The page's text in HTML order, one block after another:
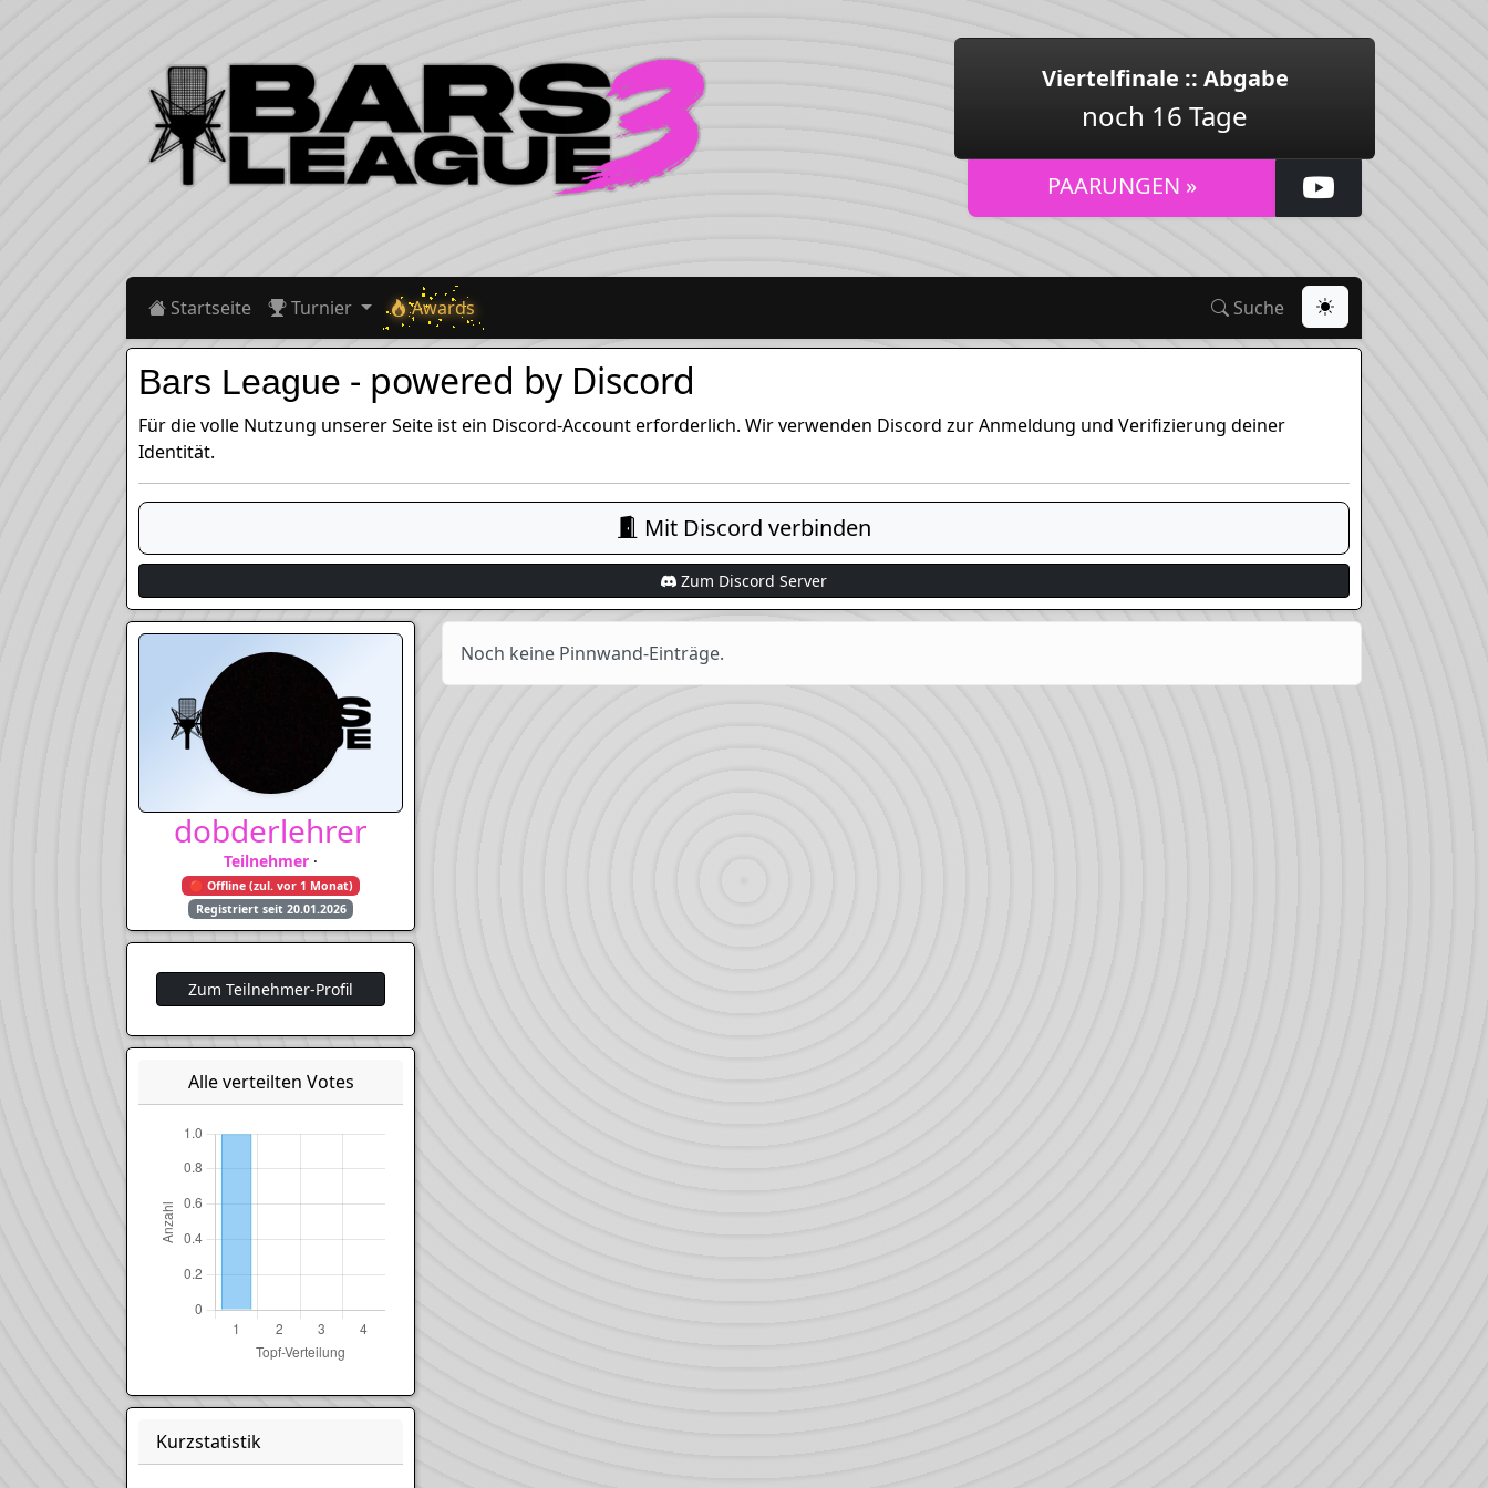
Viertelfinale :: Abgabe
noch 16 Tage
PAARUNGEN »
Startseite Turnier Awards Suche
Bars League - powered by Discord
Für die volle Nutzung unserer Seite ist ein Discord-Account erforderlich. Wir verwenden Discord zur Anmeldung und Verifizierung deiner
Identität.
Mit Discord verbinden
Zum Discord Server
dobderlehrer
Teilnehmer ·
🔴 Offline (zul. vor 1 Monat)
Registriert seit 20.01.2026
Zum Teilnehmer-Profil
Alle verteilten Votes
Kurzstatistik
Noch keine Pinnwand-Einträge.